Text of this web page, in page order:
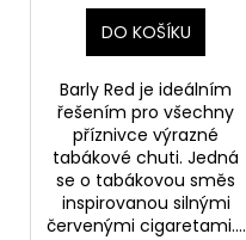
DO KOŠÍKU
Barly Red je ideálním
řešením pro všechny
příznivce výrazné
tabákové chuti. Jedná
se o tabákovou směs
inspirovanou silnými
červenými cigaretami....